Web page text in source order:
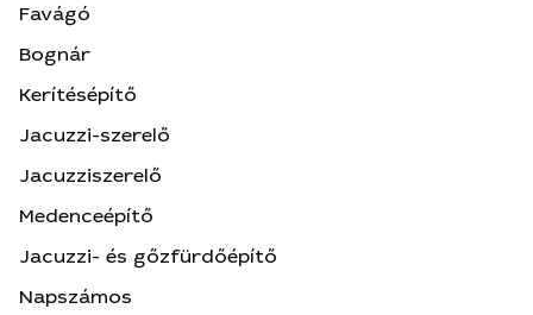
Favágó
Bognár
Kerítésépítő
Jacuzzi-szerelő
Jacuzziszerelő
Medenceépítő
Jacuzzi- és gőzfürdőépítő
Napszámos